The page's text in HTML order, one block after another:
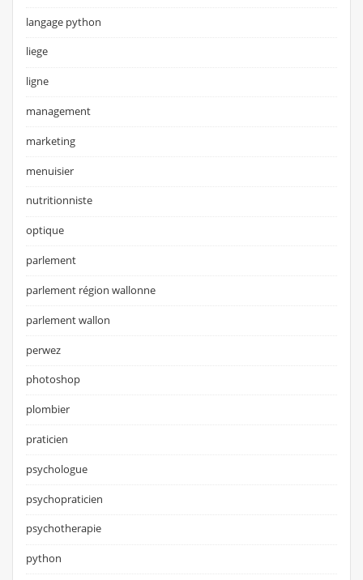
langage python
liege
ligne
management
marketing
menuisier
nutritionniste
optique
parlement
parlement région wallonne
parlement wallon
perwez
photoshop
plombier
praticien
psychologue
psychopraticien
psychotherapie
python